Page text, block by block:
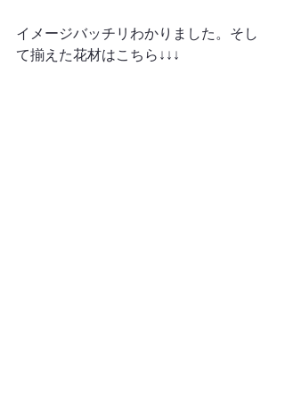
イメージバッチリわかりました。そし
て揃えた花材はこちら↓↓↓